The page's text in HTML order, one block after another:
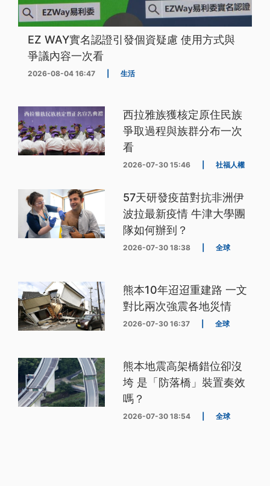
EZ WAY實名認證引發個資疑慮 使用方式與
爭議內容一次看
2026-08-04 16:47 生活
西拉雅族獲核定原住民族
爭取過程與族群分布一次
看
2026-07-30 15:46 社福人權
57天研發疫苗對抗非洲伊
波拉最新疫情 牛津大學團
隊如何辦到？
2026-07-30 18:38 全球
熊本10年迢迢重建路 一文
對比兩次強震各地災情
2026-07-30 16:37 全球
熊本地震高架橋錯位卻沒
垮 是「防落橋」裝置奏效
嗎？
2026-07-30 18:54 全球